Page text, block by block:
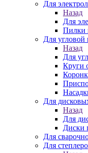
Для
Назад
Для
Пилки
Для
Назад
Для
Круги
Для
Назад
Для
Диски
Для
Для